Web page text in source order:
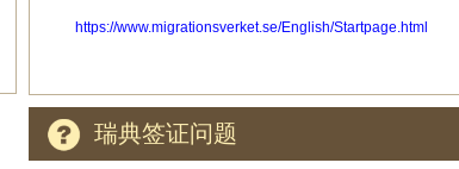
https://www.migrationsverket.se/English/Startpage.html
瑞典签证问题